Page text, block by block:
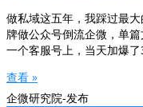
做私域这五年，我踩过最
牌做公众号倒流企微，单
一个客服号上，当天加爆
查看 »
企微研究院-发布